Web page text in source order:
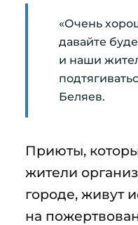
«Очень
давайте
и наши
Беляев.
Приюты,
жители
городе, живут
на